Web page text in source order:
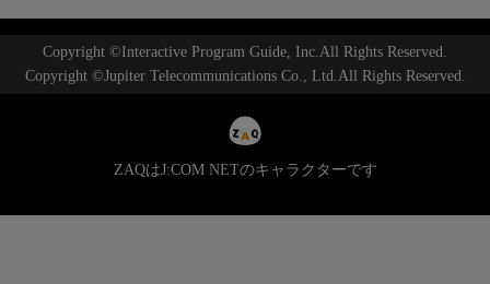
Copyright ©Interactive Program Guide, Inc.All Rights Reserved.
Copyright ©Jupiter Telecommunications Co., Ltd.All Rights Reserved.
ZAQはJ:COM NETのキャラクターです